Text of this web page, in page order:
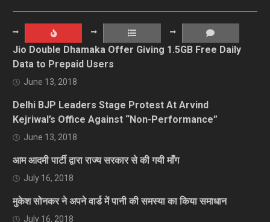
Jio Double Dhamaka Offer Giving 1.5GB Free Daily
Data to Prepaid Users
June 13, 2018
Delhi BJP Leaders Stage Protest At Arvind
Kejriwal’s Office Against “Non-Performance”
June 13, 2018
आम आदमी पार्टी द्वारा राज्य सरकार से की गयी माँग
July 16, 2018
मुकेश सोनकर ने अपने वार्ड में पानी की समस्या का किया समाधान
July 16, 2018